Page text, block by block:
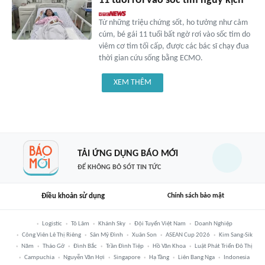
Từ những triệu chứng sốt, ho tưởng như cảm
cúm, bé gái 11 tuổi bất ngờ rơi vào sốc tim do
viêm cơ tim tối cấp, được các bác sĩ chạy đua
thời gian cứu sống bằng ECMO.
XEM THÊM
TẢI ỨNG DỤNG BÁO MỚI
ĐỂ KHÔNG BỎ SÓT TIN TỨC
Điều khoản sử dụng Chính sách bảo mật
Logistic Tô Lâm Khánh Sky Đội Tuyển Việt Nam
Doanh Nghiệp
Công Viên Lê Thị Riêng
Sân Mỹ Đình Xuân Son ASEAN Cup 2026
Kim Sang-Sik
Năm
Tháo Gỡ Đình Bắc Trần Đình Tiệp Hồ Văn Khoa
Luật Phát Triển Đô Thị
Campuchia
Nguyễn Văn Hợi Singapore Hạ Tầng Liên Bang Nga
Indonesia